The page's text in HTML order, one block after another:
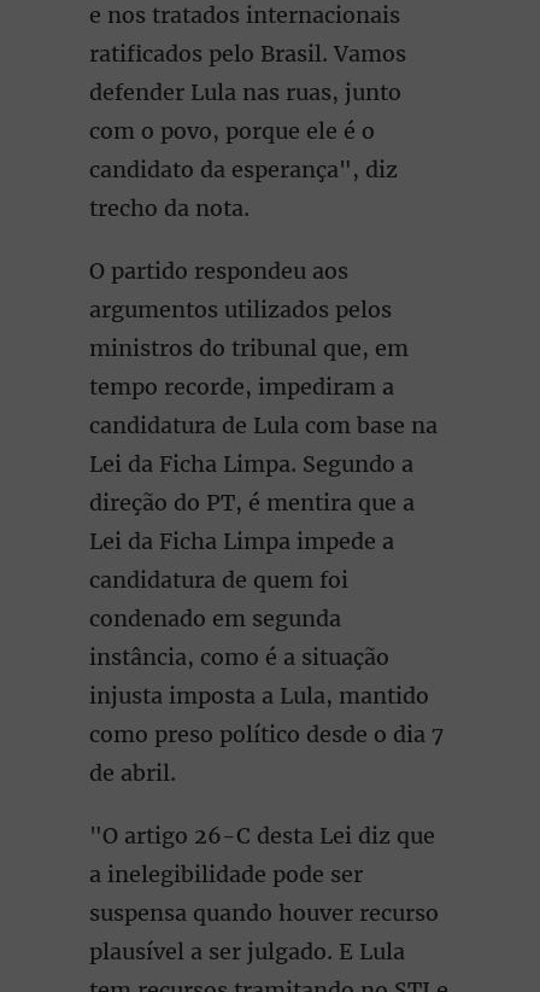
e nos tratados internacionais
ratificados pelo Brasil. Vamos
defender Lula nas ruas, junto
com o povo, porque ele é o
candidato da esperança", diz
trecho da nota.
O partido respondeu aos
argumentos utilizados pelos
ministros do tribunal que, em
tempo recorde, impediram a
candidatura de Lula com base na
Lei da Ficha Limpa. Segundo a
direção do PT, é mentira que a
Lei da Ficha Limpa impede a
candidatura de quem foi
condenado em segunda
instância, como é a situação
injusta imposta a Lula, mantido
como preso político desde o dia 7
de abril.
"O artigo 26-C desta Lei diz que
a inelegibilidade pode ser
suspensa quando houver recurso
plausível a ser julgado. E Lula